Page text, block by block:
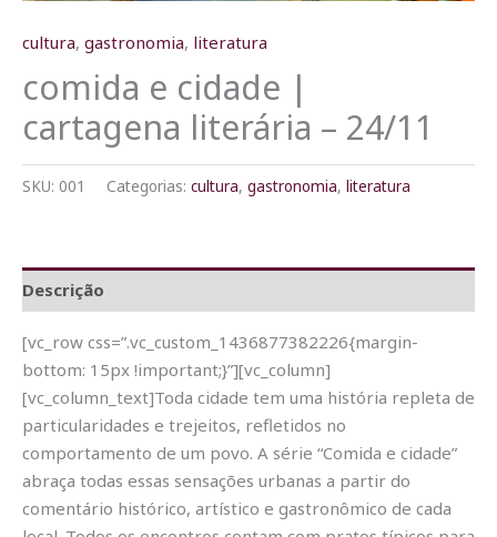
cultura, gastronomia, literatura
comida e cidade |
cartagena literária – 24/11
SKU: 001 Categorias: cultura, gastronomia, literatura
Descrição
[vc_row css=”.vc_custom_1436877382226{margin-
bottom: 15px !important;}”][vc_column]
[vc_column_text]Toda cidade tem uma história repleta de
particularidades e trejeitos, refletidos no
comportamento de um povo. A série “Comida e cidade”
abraça todas essas sensações urbanas a partir do
comentário histórico, artístico e gastronômico de cada